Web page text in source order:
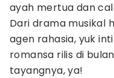
ayah mertua dan
Dari drama musikal
agen rahasia, yuk
romansa rilis di
tayangnya, ya!